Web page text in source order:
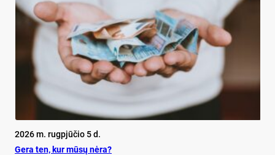
2026 m. rugpjūčio 5 d.
Ge­ra ten, kur mū­sų nė­ra?